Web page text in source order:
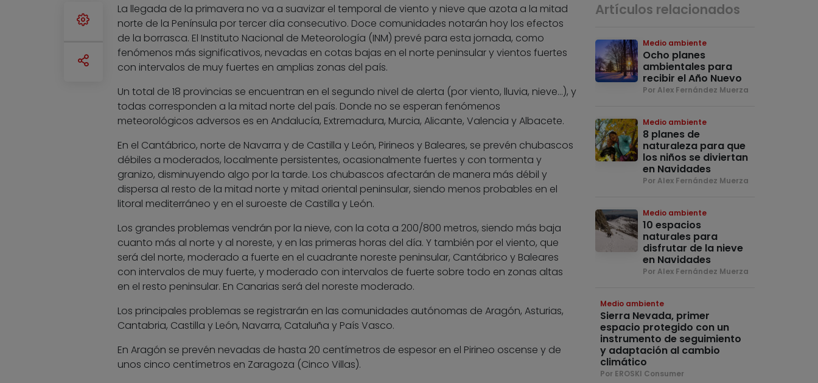
La llegada de la primavera no va a suavizar el temporal de viento y nieve que azota a la mitad
norte de la Península por tercer día consecutivo. Doce comunidades notarán hoy los efectos
de la borrasca. El Instituto Nacional de Meteorología (INM) prevé para esta jornada, como
fenómenos más significativos, nevadas en cotas bajas en el norte peninsular y vientos fuertes
con intervalos de muy fuertes en amplias zonas del país.
Un total de 18 provincias se encuentran en el segundo nivel de alerta (por viento, lluvia, nieve…), y
todas corresponden a la mitad norte del país. Donde no se esperan fenómenos
meteorológicos adversos es en Andalucía, Extremadura, Murcia, Alicante, Valencia y Albacete.
En el Cantábrico, norte de Navarra y de Castilla y León, Pirineos y Baleares, se prevén chubascos
débiles a moderados, localmente persistentes, ocasionalmente fuertes y con tormenta y
granizo, disminuyendo algo por la tarde. Los chubascos afectarán de manera más débil y
dispersa al resto de la mitad norte y mitad oriental peninsular, siendo menos probables en el
litoral mediterráneo y en el suroeste de Castilla y León.
Los grandes problemas vendrán por la nieve, con la cota a 200/800 metros, siendo más baja
cuanto más al norte y al noreste, y en las primeras horas del día. Y también por el viento, que
será del norte, moderado a fuerte en el cuadrante noreste peninsular, Cantábrico y Baleares
con intervalos de muy fuerte, y moderado con intervalos de fuerte sobre todo en zonas altas
en el resto peninsular. En Canarias será del noreste moderado.
Los principales problemas se registrarán en las comunidades autónomas de Aragón, Asturias,
Cantabria, Castilla y León, Navarra, Cataluña y País Vasco.
En Aragón se prevén nevadas de hasta 20 centímetros de espesor en el Pirineo oscense y de
unos cinco centímetros en Zaragoza (Cinco Villas).
Artículos relacionados
Medio ambiente
Ocho planes
ambientales para
recibir el Año Nuevo
Por Alex Fernández Muerza
Medio ambiente
8 planes de
naturaleza para que
los niños se diviertan
en Navidades
Por Alex Fernández Muerza
Medio ambiente
10 espacios
naturales para
disfrutar de la nieve
en Navidades
Por Alex Fernández Muerza
Medio ambiente
Sierra Nevada, primer
espacio protegido con un
instrumento de seguimiento
y adaptación al cambio
climático
Por EROSKI Consumer